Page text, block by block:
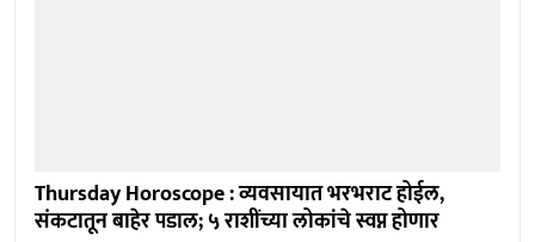
Thursday Horoscope : व्यवसायात भरभराट होईल,
संकटातून बाहेर पडाल; ५ राशींच्या लोकांचे स्वप्न होणार